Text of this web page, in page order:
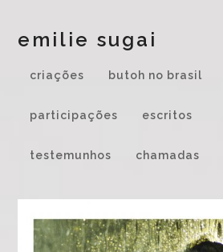
emilie sugai
criações butoh no brasil
participações escritos
testemunhos chamadas